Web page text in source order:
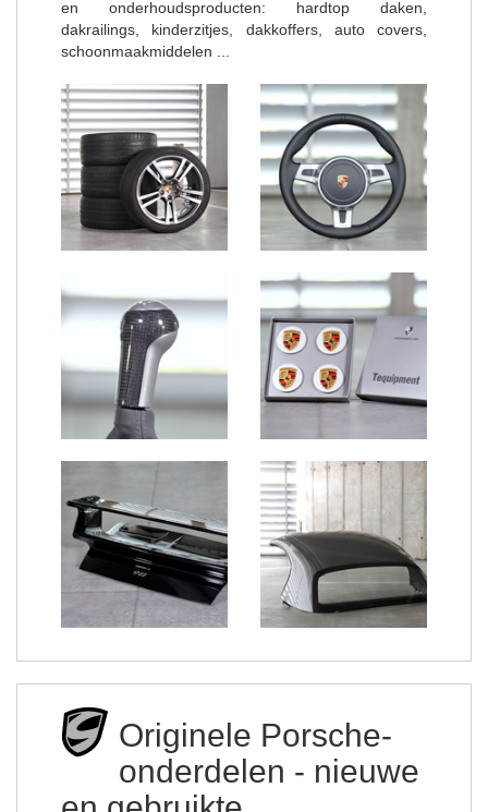
en onderhoudsproducten: hardtop daken,
dakrailings, kinderzitjes, dakkoffers, auto covers,
schoonmaakmiddelen ...
Originele Porsche-
onderdelen - nieuwe